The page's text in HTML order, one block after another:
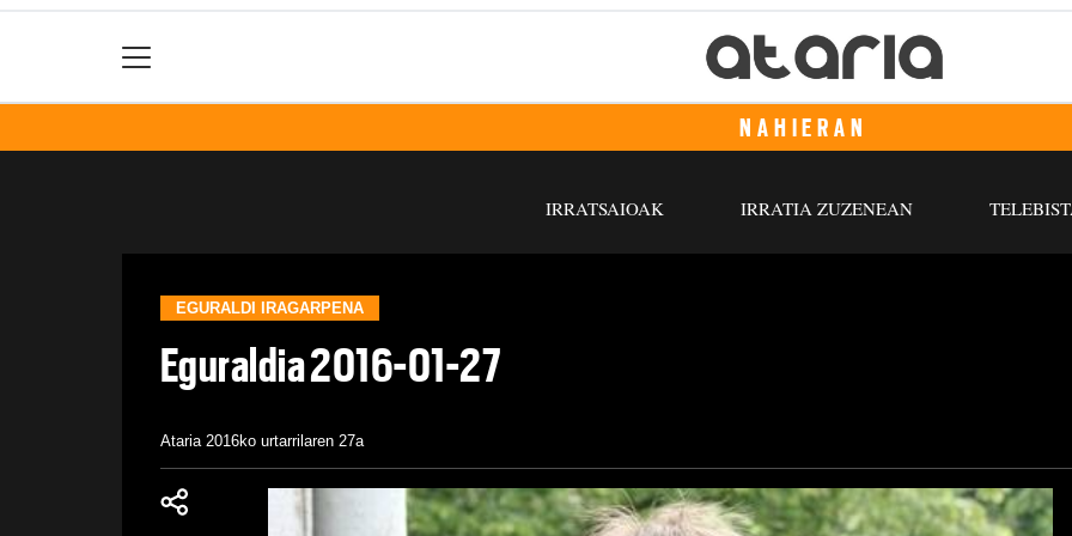
NAHIERAN
IRRATSAIOAK IRRATIA ZUZENEAN
EGURALDI IRAGARPENA
Eguraldia 2016-01-27
Ataria 2016ko urtarrilaren 27a